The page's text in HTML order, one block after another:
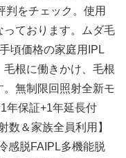
判をチェック。使用
ております。ムダ毛
頃価格の家庭用IPL
根に働きかけ、毛根
無制限回照射全新モ
年保証+1年延長付
数＆家族全員利用】
感脱FAIPL多機能脱